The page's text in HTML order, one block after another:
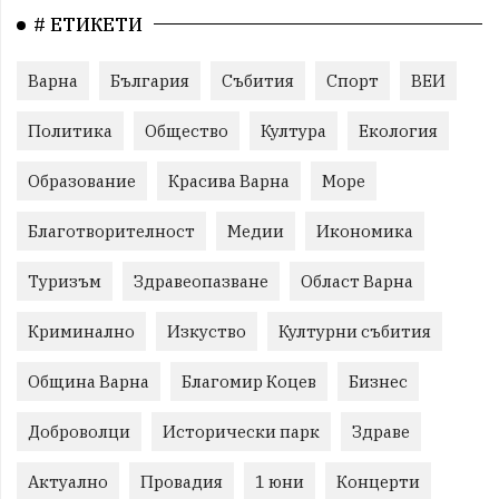
# ЕТИКЕТИ
Варна България Събития Спорт ВЕИ
Политика Общество Култура Екология
Образование Красива Варна Море
Благотворителност Медии Икономика
Туризъм Здравеопазване Област Варна
Криминално Изкуство Културни събития
Община Варна Благомир Коцев Бизнес
Доброволци Исторически парк Здраве
Актуално Провадия 1 юни Концерти